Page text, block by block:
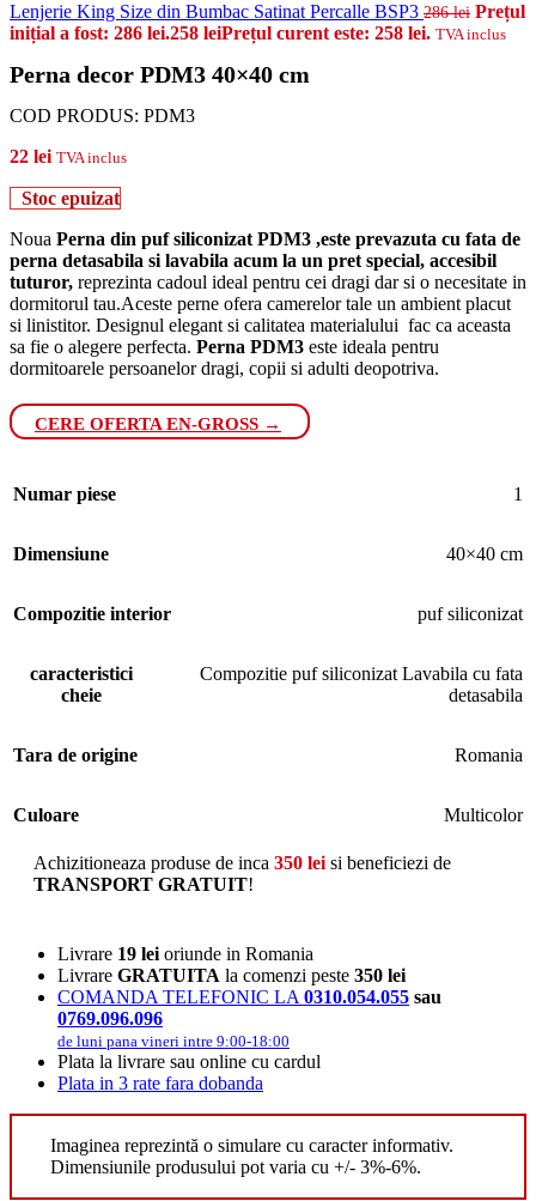
Lenjerie King Size din Bumbac Satinat Percalle BSP3 286lei Prețul
inițial a fost: 286 lei.258 leiPrețul curent este: 258 lei. TVA inclus
Perna decor PDM3 40×40 cm
COD PRODUS: PDM3
22 lei TVA inclus
Stoc epuizat
Noua Perna din puf siliconizat PDM3 ,este prevazuta cu fata de
perna detasabila si lavabila acum la un pret special, accesibil
tuturor, reprezinta cadoul ideal pentru cei dragi dar si o necesitate in
dormitorul tau.Aceste perne ofera camerelor tale un ambient placut
si linistitor. Designul elegant si calitatea materialului fac ca aceasta
sa fie o alegere perfecta. Perna PDM3 este ideala pentru
dormitoarele persoanelor dragi, copii si adulti deopotriva.
CERE OFERTA EN-GROSS →
Numar piese 1
Dimensiune 40×40 cm
Compozitie interior puf siliconizat
caracteristici
cheie
Compozitie puf siliconizat Lavabila cu fata
detasabila
Tara de origine Romania
Culoare Multicolor
Achizitioneaza produse de inca 350 lei si beneficiezi de
TRANSPORT GRATUIT!
Livrare 19 lei oriunde in Romania
Livrare GRATUITA la comenzi peste 350 lei
COMANDA TELEFONIC LA 0310.054.055 sau
0769.096.096
de luni pana vineri intre 9:00-18:00
Plata la livrare sau online cu cardul
Plata in 3 rate fara dobanda
Imaginea reprezintă o simulare cu caracter informativ.
Dimensiunile produsului pot varia cu +/- 3%-6%.